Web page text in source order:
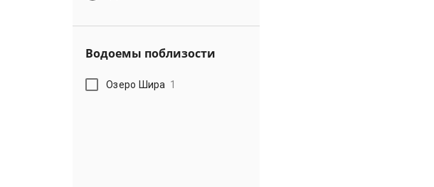
Водоемы поблизости
Озеро Шира 1